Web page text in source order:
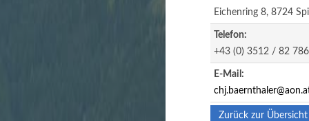
Eichenring 8, 8724
Telefon:
+43 (0) 3512 / 82 786
E-Mail:
Zurück zur Übersicht